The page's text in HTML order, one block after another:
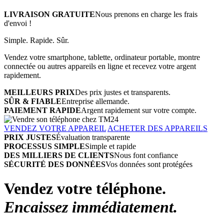
LIVRAISON GRATUITENous prenons en charge les frais
d'envoi !
Simple. Rapide. Sûr.
Vendez votre smartphone, tablette, ordinateur portable, montre
connectée ou autres appareils en ligne et recevez votre argent
rapidement.
MEILLEURS PRIXDes prix justes et transparents.
SÛR & FIABLEEntreprise allemande.
PAIEMENT RAPIDEArgent rapidement sur votre compte.
VENDEZ VOTRE APPAREIL ACHETER DES APPAREILS
PRIX JUSTESÉvaluation transparente
PROCESSUS SIMPLESimple et rapide
DES MILLIERS DE CLIENTSNous font confiance
SÉCURITÉ DES DONNÉESVos données sont protégées
Vendez votre téléphone.
Encaissez immédiatement.